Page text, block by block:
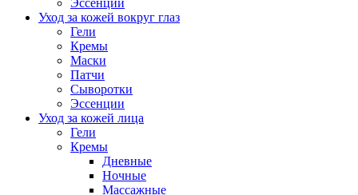
Эссенции
Уход за кожей вокруг глаз
Гели
Кремы
Маски
Патчи
Сыворотки
Эссенции
Уход за кожей лица
Гели
Кремы
Дневные
Ночные
Массажные